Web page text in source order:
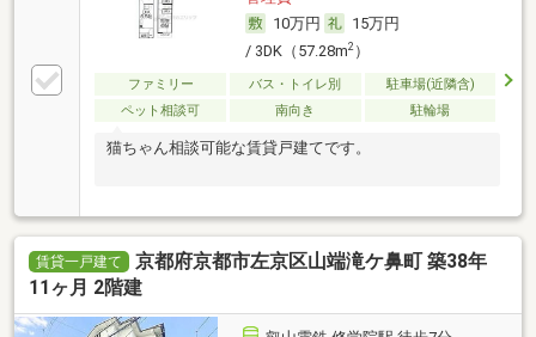
10万円
15万円
/ 3DK（57.28m2）
ファミリー バス・トイレ別
駐車場(近隣含)
ペット相談可
南向き 駐輪場
猫ちゃん相談可能な賃貸戸建てです。
賃貸一戸建て
京都府京都市左京区山端滝ケ鼻町 築38年
11ヶ月 2階建